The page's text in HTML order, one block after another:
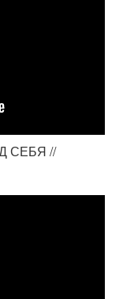
СЕБЯ //